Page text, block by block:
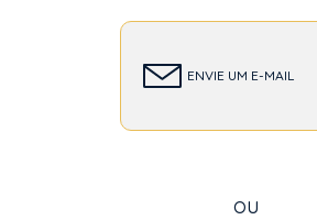
ENVIE UM E-MAIL
ou